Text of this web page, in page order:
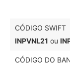
CÓDIGO SWIFT
INPVNL21 ou
CÓDIGO DO